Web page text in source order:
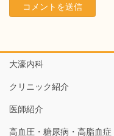
大濠内科
クリニック紹介
医師紹介
高血圧・糖尿病・高脂血症